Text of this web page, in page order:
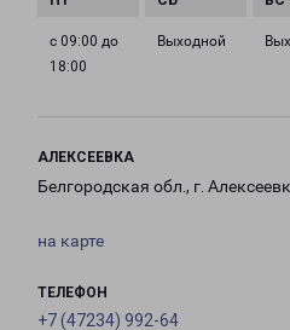
с 09:00 до
18:00
Выходной
АЛЕКСЕЕВКА
Белгородская обл., г.
на карте
ТЕЛЕФОН
+7 (47234) 992-64